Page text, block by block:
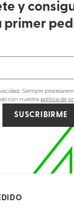
y
primer
Siempre
con nuestra política de
SUSCRIBIRME